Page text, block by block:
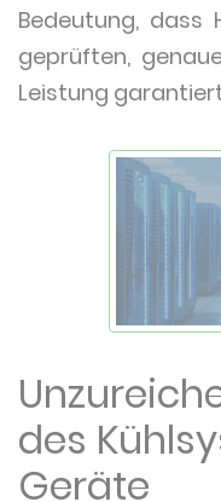
Bedeutung, dass
geprüften,
Leistung
des
Geräte